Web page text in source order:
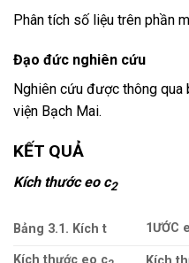
Phân tích số liệu trên phần
Đạo đức nghiên cứu
Nghiên cứu được thông
viện Bạch Mai.
KẾT QUẢ
Kích thước eo c2
Bảng 3.1. Kích t 1ƯỚC
Kích thước eo c